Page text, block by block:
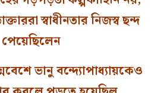
স্বাধীনতার নিজস্ব ছন্দ
পেয়েছিলেন
ভানু বন্দ্যোপাধ্যায়কেও